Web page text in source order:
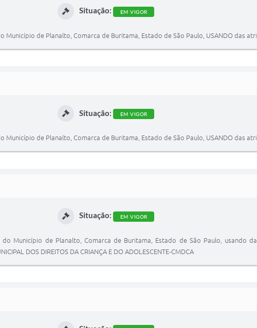
Situação: EM VIGOR
Município de Planalto, Comarca de Buritama, Estado de São Paulo, USANDO das
Situação: EM VIGOR
Município de Planalto, Comarca de Buritama, Estado de São Paulo, USANDO das
Situação: EM VIGOR
do Município de Planalto, Comarca de Buritama, Estado de São Paulo,
DOS DIREITOS DA CRIANÇA E DO ADOLESCENTE-CMDCA